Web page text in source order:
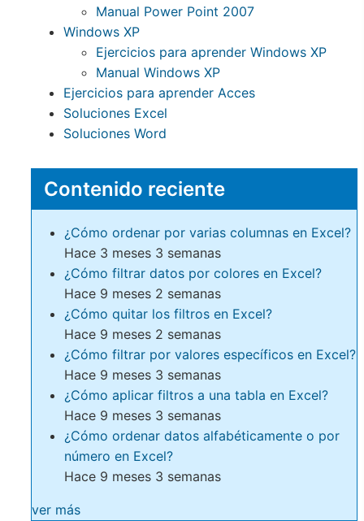
Manual Power Point 2007
Windows XP
Ejercicios para aprender Windows XP
Manual Windows XP
Ejercicios para aprender Acces
Soluciones Excel
Soluciones Word
Contenido reciente
¿Cómo ordenar por varias columnas en Excel?
Hace 3 meses 3 semanas
¿Cómo filtrar datos por colores en Excel?
Hace 9 meses 2 semanas
¿Cómo quitar los filtros en Excel?
Hace 9 meses 2 semanas
¿Cómo filtrar por valores específicos en Excel?
Hace 9 meses 3 semanas
¿Cómo aplicar filtros a una tabla en Excel?
Hace 9 meses 3 semanas
¿Cómo ordenar datos alfabéticamente o por
número en Excel?
Hace 9 meses 3 semanas
ver más